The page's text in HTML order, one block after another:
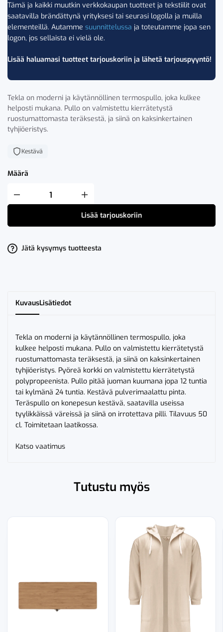
Tämä ja kaikki muutkin verkkokaupan tuotteet ja tekstiilit ovat
saatavilla brändättynä yrityksesi tai seurasi logolla ja muilla
elementeillä. Autamme suunnittelussa ja toteutamme jopa sen
logon, jos sellaista ei vielä ole.
Lisää haluamasi tuotteet tarjouskoriin ja lähetä tarjouspyyntö!
Tekla on moderni ja käytännöllinen termospullo, joka kulkee
helposti mukana. Pullo on valmistettu kierrätetystä
ruostumattomasta teräksestä, ja siinä on kaksinkertainen
tyhjiöeristys.
Kestävä
Määrä
Sagaform
Tekla
määrä
Lisää tarjouskoriin
Jätä kysymys tuotteesta
KuvausLisätiedot
Tekla on moderni ja käytännöllinen termospullo, joka
kulkee helposti mukana. Pullo on valmistettu kierrätetystä
ruostumattomasta teräksestä, ja siinä on kaksinkertainen
tyhjiöeristys. Pyöreä korkki on valmistettu kierrätetystä
polypropeenista. Pullo pitää juoman kuumana jopa 12 tuntia
tai kylmänä 24 tuntia. Kestävä pulverimaalattu pinta.
Teräspullo on konepesun kestävä, saatavilla useissa
tyylikkäissä väreissä ja siinä on irrotettava pilli. Tilavuus 50
cl. Toimitetaan laatikossa.
Katso vaatimus
Tutustu myös